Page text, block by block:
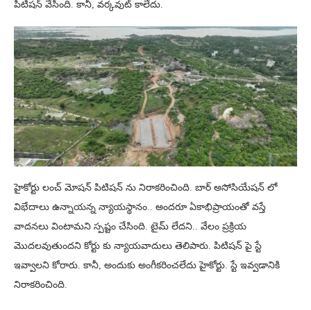
పిటిషన్ వేసింది. కానీ, వర్కవుట్ కాలేదు.
హైకోర్టు లంచ్ మోషన్ పిటిషన్ ను నిరాకరించింది. బార్ అసోసియేషన్ లో
విభేదాలు ఉన్నాయన్న న్యాయస్థానం.. అందరూ ఏకాభిప్రాయంతో వస్తే
వాదనలు వింటామని స్పష్టం చేసింది. టైమ్ లేదని.. వేలం ప్రక్రియ
మొదలవుతుందని కోర్టు కు న్యాయవాదులు తెలిపారు. పిటిషన్ పై స్టే
ఇవ్వాలని కోరారు. కానీ, అందుకు అంగీకరించలేదు హైకోర్టు. స్టే ఇవ్వడానికి
నిరాకరించింది.